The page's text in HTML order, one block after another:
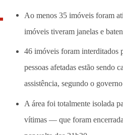
Ao menos 35 imóveis foram
imóveis tiveram janelas e
46 imóveis foram interditados
pessoas afetadas estão sendo
assistência, segundo o
A área foi totalmente isolada
vítimas — que foram